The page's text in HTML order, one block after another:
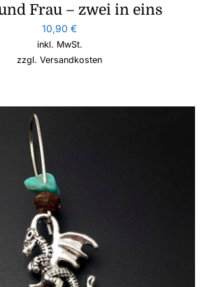
Frau – zwei in eins
10,90 €
inkl. MwSt.
zzgl. Versandkosten